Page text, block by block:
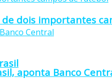
aponta Banco
dois importantes